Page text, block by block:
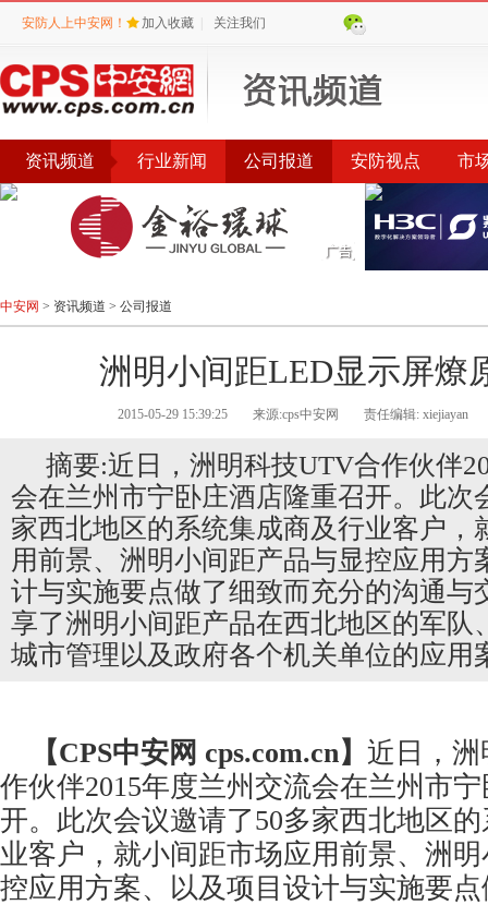
安防人上中安网！ 加入收藏 关注我们
资讯频道 行业新闻 公司报道 安防视点 市
公告 评选 榜单
中安网 > 资讯频道 > 公司报道
洲明小间距LED显示屏燎
2015-05-29 15:39:25 来源:cps中安网 责任编辑: xiejiayan
摘要:近日，洲明科技UTV合作伙伴
会在兰州市宁卧庄酒店隆重召开。此次
家西北地区的系统集成商及行业客户，
用前景、洲明小间距产品与显控应用方
计与实施要点做了细致而充分的沟通与
享了洲明小间距产品在西北地区的军队
城市管理以及政府各个机关单位的应用
【CPS中安网 cps.com.cn】 近日，
作伙伴2015年度兰州交流会在兰州市
开。此次会议邀请了50多家西北地区
业客户，就小间距市场应用前景、洲
控应用方案、以及项目设计与实施要